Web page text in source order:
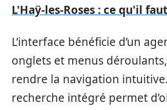
L'Haÿ-les-Roses : ce qu'il
L’interface bénéficie d’un
onglets et menus
rendre la navigation
recherche intégré permet